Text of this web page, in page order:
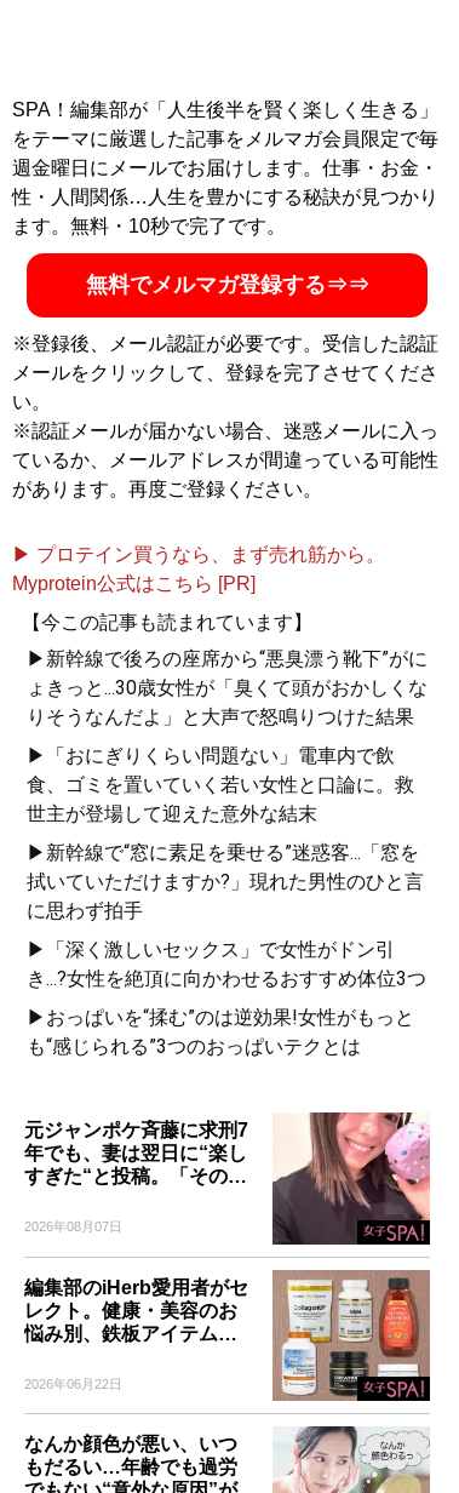
SPA！編集部が「人生後半を賢く楽しく生きる」
をテーマに厳選した記事をメルマガ会員限定で毎
週金曜日にメールでお届けします。仕事・お金・
性・人間関係…人生を豊かにする秘訣が見つかり
ます。無料・10秒で完了です。
無料でメルマガ登録する⇒⇒
※登録後、メール認証が必要です。受信した認証
メールをクリックして、登録を完了させてくださ
い。
※認証メールが届かない場合、迷惑メールに入っ
ているか、メールアドレスが間違っている可能性
があります。再度ご登録ください。
▶ プロテイン買うなら、まず売れ筋から。
Myprotein公式はこちら [PR]
【今この記事も読まれています】
▶新幹線で後ろの座席から“悪臭漂う靴下”がに
ょきっと...30歳女性が「臭くて頭がおかしくな
りそうなんだよ」と大声で怒鳴りつけた結果
▶「おにぎりくらい問題ない」電車内で飲
食、ゴミを置いていく若い女性と口論に。救
世主が登場して迎えた意外な結末
▶新幹線で“窓に素足を乗せる”迷惑客...「窓を
拭いていただけますか?」現れた男性のひと言
に思わず拍手
▶「深く激しいセックス」で女性がドン引
き...?女性を絶頂に向かわせるおすすめ体位3つ
▶おっぱいを“揉む”のは逆効果!女性がもっと
も“感じられる”3つのおっぱいテクとは
元ジャンポケ斉藤に求刑7
年でも、妻は翌日に“楽し
すぎた“と投稿。「その…
2026年08月07日
編集部のiHerb愛用者がセ
レクト。健康・美容のお
悩み別、鉄板アイテム…
2026年06月22日
なんか顔色が悪い、いつ
もだるい…年齢でも過労